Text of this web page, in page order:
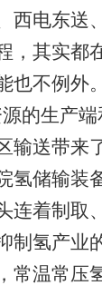
电东送
，其实都
也不例外。
生产端
输送带来
氢储输装
连着制取
制氢产业
温常压氢